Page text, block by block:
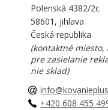
Polenská 4382/2c
58601, Jihlava
Česká republika
(kontaktné miesto,
pre zasielanie
nie sklad)
+420 608 455